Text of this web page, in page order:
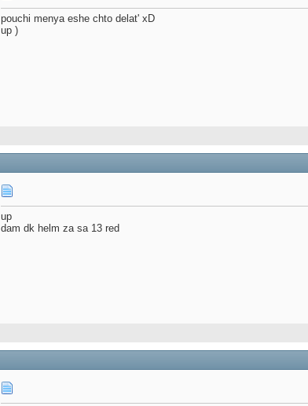
pouchi menya eshe chto delat' xD
up )
up
dam dk helm za sa 13 red